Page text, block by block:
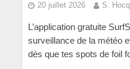
20 juillet 2026 S.
L’application gratuite
surveillance de la météo
dès que tes spots de foil